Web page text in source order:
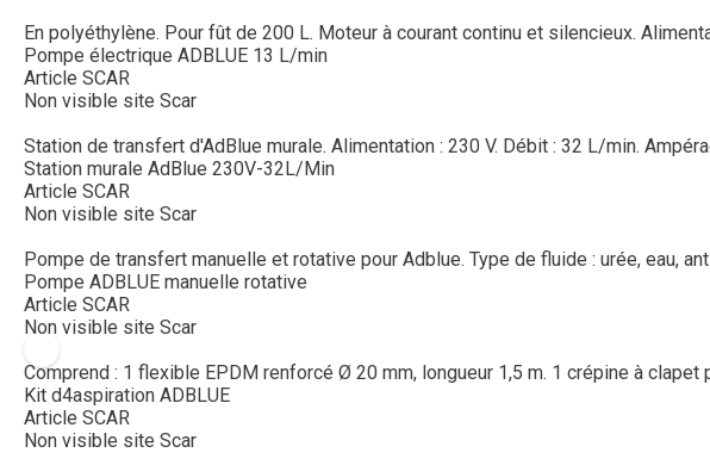
En polyéthylène. Pour fût de 200 L. Moteur à courant continu et silencieux.
Pompe électrique ADBLUE 13 L/min
Article SCAR
Non visible site Scar
Station de transfert d'AdBlue murale. Alimentation : 230 V. Débit : 32 L/min.
Station murale AdBlue 230V-32L/Min
Article SCAR
Non visible site Scar
Pompe de transfert manuelle et rotative pour Adblue. Type de fluide : urée, eau,
Pompe ADBLUE manuelle rotative
Article SCAR
Non visible site Scar
Comprend : 1 flexible EPDM renforcé Ø 20 mm, longueur 1,5 m. 1 crépine à clapet
Kit d4aspiration ADBLUE
Article SCAR
Non visible site Scar